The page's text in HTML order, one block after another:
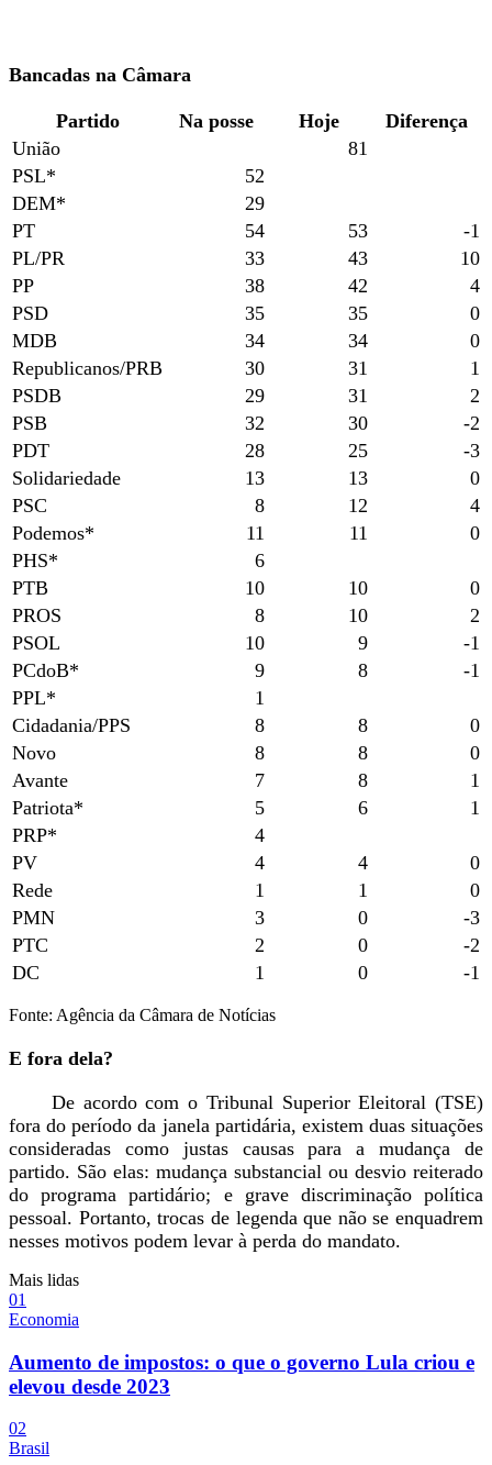
Bancadas na Câmara
Partido Na posse Hoje
Diferença
União
81
PSL*
52
DEM*
29
PT
54 53
-1
PL/PR
33 43
10
PP
38 42
4
PSD
35 35
0
MDB
34 34
0
Republicanos/PRB
30 31
1
PSDB
29 31
2
PSB
32 30
-2
PDT
28 25
-3
Solidariedade
13 13
0
PSC
8 12
4
Podemos*
11 11
0
PHS*
6
PTB
10 10
0
PROS
8 10
2
PSOL
10 9
-1
PCdoB*
9 8
-1
PPL*
1
Cidadania/PPS
8 8
0
Novo
8 8
0
Avante
7 8
1
Patriota*
5 6
1
PRP*
4
PV
4 4
0
Rede
1 1
0
PMN
3 0
-3
PTC
2 0
-2
DC
1 0 -1
Fonte: Agência da Câmara de Notícias
E fora dela?
De acordo com o Tribunal Superior Eleitoral (TSE)
fora do período da janela partidária, existem duas situações
consideradas como justas causas para a mudança de
partido. São elas: mudança substancial ou desvio reiterado
do programa partidário; e grave discriminação política
pessoal. Portanto, trocas de legenda que não se enquadrem
nesses motivos podem levar à perda do mandato.
Mais lidas
01
Economia
Aumento de impostos: o que o governo Lula criou e
elevou desde 2023
02
Brasil